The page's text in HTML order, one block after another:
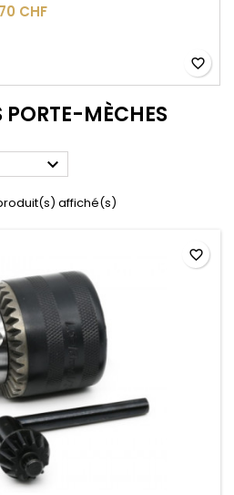
CHF
favorite_border
MÈCHES

affiché(s)
favorite_border